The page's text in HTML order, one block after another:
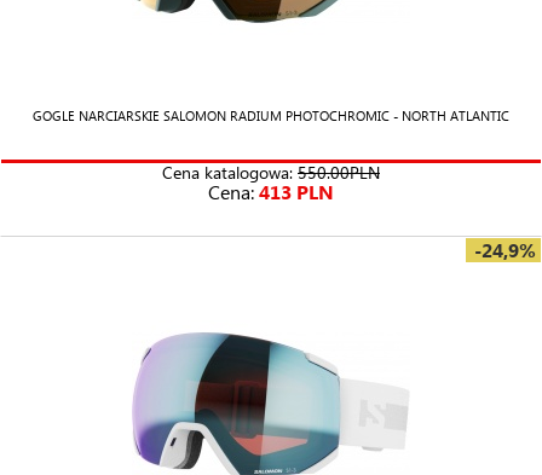
GOGLE NARCIARSKIE SALOMON RADIUM PHOTOCHROMIC - NORTH ATLANTIC
Cena katalogowa: 550.00PLN
Cena:413 PLN
-24,9%